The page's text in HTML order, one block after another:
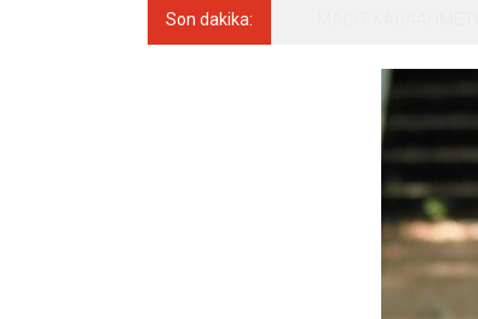
Son dakika: